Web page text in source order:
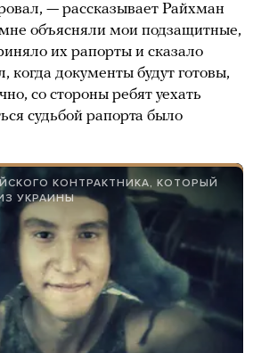
— рассказывает Райхман
объясняли мои подзащитные,
их рапорты и сказало
когда документы будут готовы,
со стороны ребят уехать
судьбой рапорта было
КОНТРАКТНИКА, КОТОРЫЙ
УКРАИНЫ